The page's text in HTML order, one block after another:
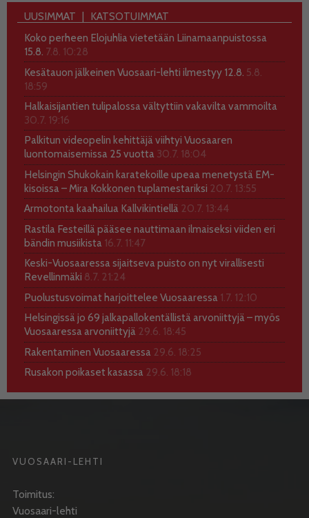
UUSIMMAT
KATSOTUIMMAT
Koko perheen Elojuhlia vietetään Liinamaanpuistossa
15.8. 7.8. 10:28
Kesätauon jälkeinen Vuosaari-lehti ilmestyy 12.8. 5.8.
18:59
Halkaisijantien tulipalossa vältyttiin vakavilta vammoilta
30.7. 19:16
Palkitun videopelin kehittäjä viihtyi Vuosaaren
luontomaisemissa 25 vuotta 30.7. 18:04
Helsingin Shukokain karatekoille upeaa menetystä EM-
kisoissa – Mira Kokkonen tuplamestariksi 20.7. 13:55
Armotonta kaahailua Kallvikintiellä 20.7. 13:44
Rastila Festeillä pääsee nauttimaan ilmaiseksi viiden eri
bändin musiikista 16.7. 11:47
Keski-Vuosaaressa sijaitseva puisto on nyt virallisesti
Revellinmäki 8.7. 21:24
Puolustusvoimat harjoittelee Vuosaaressa 1.7. 12:10
Helsingissä jo 69 jalkapallokentällistä arvoniittyjä – myös
Vuosaaressa arvoniittyjä 29.6. 18:45
Rakentaminen Vuosaaressa 29.6. 18:25
Rusakon poikaset kasassa 29.6. 18:18
VUOSAARI-LEHTI
Toimitus:
Vuosaari-lehti